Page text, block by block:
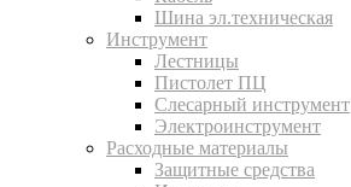
Шина эл.техническая
Инструмент
Лестницы
Пистолет ПЦ
Слесарный инструмент
Электроинструмент
Расходные материалы
Защитные средства